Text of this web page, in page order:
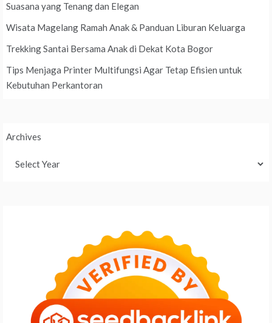
Suasana yang Tenang dan Elegan
Wisata Magelang Ramah Anak & Panduan Liburan Keluarga
Trekking Santai Bersama Anak di Dekat Kota Bogor
Tips Menjaga Printer Multifungsi Agar Tetap Efisien untuk
Kebutuhan Perkantoran
Archives